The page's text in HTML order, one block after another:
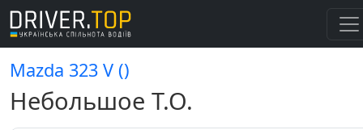
Mazda 323 V ()
Небольшое Т.О.